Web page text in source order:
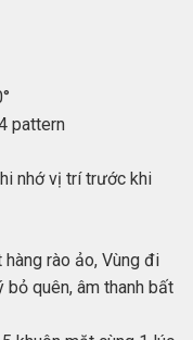
pattern
nhớ vị trí trước khi
rào ảo, Vùng đi
bỏ quên, âm thanh bất